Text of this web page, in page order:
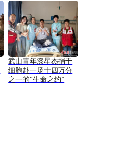
武山青年漆星杰捐干
细胞赴一场十四万分
之一的“生命之约”